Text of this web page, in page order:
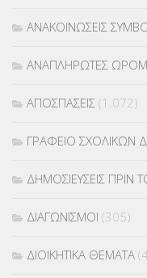
ΑΝΑΚΟΙΝΩΣΕΙΣ
ΑΝΑΠΛΗΡΩΤΕΣ
ΑΠΟΣΠΑΣΕΙΣ (1.072)
ΓΡΑΦΕΙΟ ΣΧΟΛΙΚΩΝ
ΔΗΜΟΣΙΕΥΣΕΙΣ ΠΡΙΝ
ΔΙΑΓΩΝΙΣΜΟΙ (305)
ΔΙΟΙΚΗΤΙΚΑ ΘΕΜΑΤΑ